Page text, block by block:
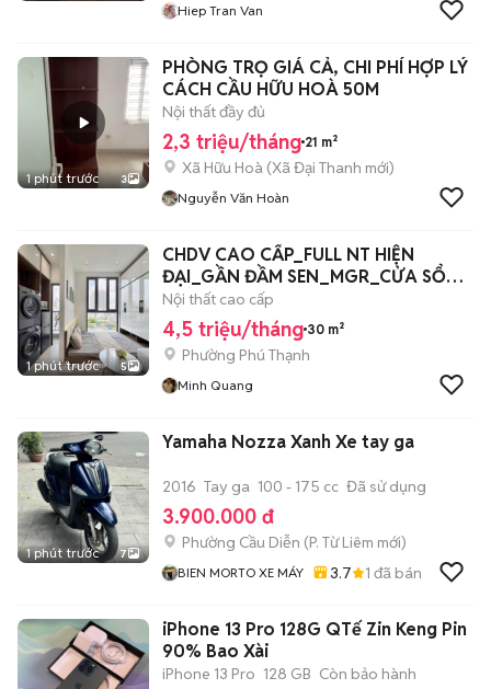
Hiep Tran Van
1 phút trước 3
PHÒNG TRỌ GIÁ CẢ, CHI PHÍ HỢP LÝ
CÁCH CẦU HỮU HOÀ 50M
Nội thất đầy đủ
2,3 triệu/tháng 21 m²
Xã Hữu Hoà (Xã Đại Thanh mới)
Nguyễn Văn Hoàn
1 phút trước 5
CHDV CAO CẤP_FULL NT HIỆN
ĐẠI_GẦN ĐẦM SEN_MGR_CỬA SỔ
TRỜI
Nội thất cao cấp
4,5 triệu/tháng 30 m²
Phường Phú Thạnh
Minh Quang
1 phút trước 7
Yamaha Nozza Xanh Xe tay ga
2016 Tay ga 100 - 175 cc Đã sử dụng
3.900.000 đ
Phường Cầu Diễn (P. Từ Liêm mới)
BIEN MORTO XE MÁY 3.7 1 đã bán
iPhone 13 Pro 128G QTế Zin Keng Pin
90% Bao Xài
iPhone 13 Pro 128 GB Còn bảo hành